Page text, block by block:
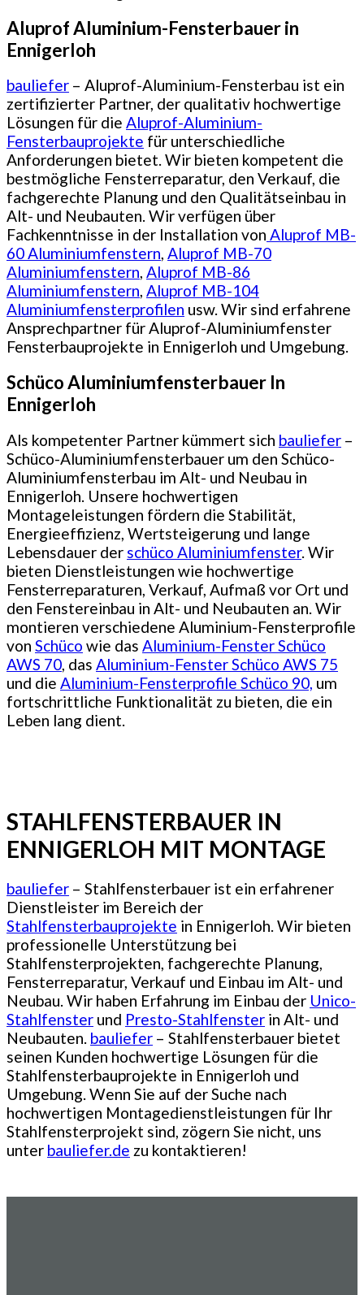
Aluprof Aluminium-Fensterbauer in
Ennigerloh
bauliefer – Aluprof-Aluminium-Fensterbau ist ein
zertifizierter Partner, der qualitativ hochwertige
Lösungen für die Aluprof-Aluminium-
Fensterbauprojekte für unterschiedliche
Anforderungen bietet. Wir bieten kompetent die
bestmögliche Fensterreparatur, den Verkauf, die
fachgerechte Planung und den Qualitätseinbau in
Alt- und Neubauten. Wir verfügen über
Fachkenntnisse in der Installation von Aluprof MB-
60 Aluminiumfenstern, Aluprof MB-70
Aluminiumfenstern, Aluprof MB-86
Aluminiumfenstern, Aluprof MB-104
Aluminiumfensterprofilen usw. Wir sind erfahrene
Ansprechpartner für Aluprof-Aluminiumfenster
Fensterbauprojekte in Ennigerloh und Umgebung.
Schüco Aluminiumfensterbauer In
Ennigerloh
Als kompetenter Partner kümmert sich bauliefer –
Schüco-Aluminiumfensterbauer um den Schüco-
Aluminiumfensterbau im Alt- und Neubau in
Ennigerloh. Unsere hochwertigen
Montageleistungen fördern die Stabilität,
Energieeffizienz, Wertsteigerung und lange
Lebensdauer der schüco Aluminiumfenster. Wir
bieten Dienstleistungen wie hochwertige
Fensterreparaturen, Verkauf, Aufmaß vor Ort und
den Fenstereinbau in Alt- und Neubauten an. Wir
montieren verschiedene Aluminium-Fensterprofile
von Schüco wie das Aluminium-Fenster Schüco
AWS 70, das Aluminium-Fenster Schüco AWS 75
und die Aluminium-Fensterprofile Schüco 90, um
fortschrittliche Funktionalität zu bieten, die ein
Leben lang dient.
STAHLFENSTERBAUER IN
ENNIGERLOH MIT MONTAGE
bauliefer – Stahlfensterbauer ist ein erfahrener
Dienstleister im Bereich der
Stahlfensterbauprojekte in Ennigerloh. Wir bieten
professionelle Unterstützung bei
Stahlfensterprojekten, fachgerechte Planung,
Fensterreparatur, Verkauf und Einbau im Alt- und
Neubau. Wir haben Erfahrung im Einbau der Unico-
Stahlfenster und Presto-Stahlfenster in Alt- und
Neubauten. bauliefer – Stahlfensterbauer bietet
seinen Kunden hochwertige Lösungen für die
Stahlfensterbauprojekte in Ennigerloh und
Umgebung. Wenn Sie auf der Suche nach
hochwertigen Montagedienstleistungen für Ihr
Stahlfensterprojekt sind, zögern Sie nicht, uns
unter bauliefer.de zu kontaktieren!